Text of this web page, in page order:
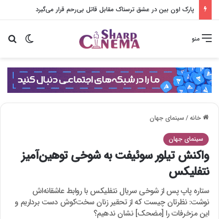
پارک اون بین در عشق ترسناک مقابل قاتل بی‌رحم قرار می‌گیرد
تغییر منو
خانه/سینمای جهان
سینمای جهان
واکنش تیلور سوئیفت به شوخی توهین‌آمیز
نتفلیکس
ستاره پاپ پس از شوخی سریال نتفلیکس با روابط عاشقانه‌اش
نوشت: نظرتان چیست که از تحقیر زنان سخت‌کوش دست برداریم و
این مزخرفات را [مضحک] نشان ندهیم؟